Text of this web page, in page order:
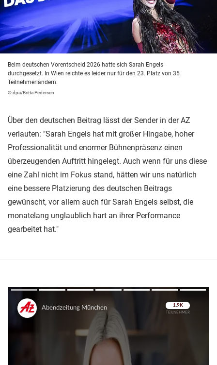
Beim deutschen Vorentscheid 2026 hatte sich Sarah Engels
durchgesetzt. In Wien reichte es leider nur für den 23. Platz von 35
Teilnehmerländern.
© dpa/Britta Pedersen
Über den deutschen Beitrag lässt der Sender in der AZ
verlauten: "Sarah Engels hat mit großer Hingabe, hoher
Professionalität und enormer Bühnenpräsenz einen
überzeugenden Auftritt hingelegt. Auch wenn für uns diese
eine Zahl nicht im Fokus stand, hätten wir uns natürlich
eine bessere Platzierung des deutschen Beitrags
gewünscht, vor allem auch für Sarah Engels selbst, die
monatelang unglaublich hart an ihrer Performance
gearbeitet hat."
Überspringen